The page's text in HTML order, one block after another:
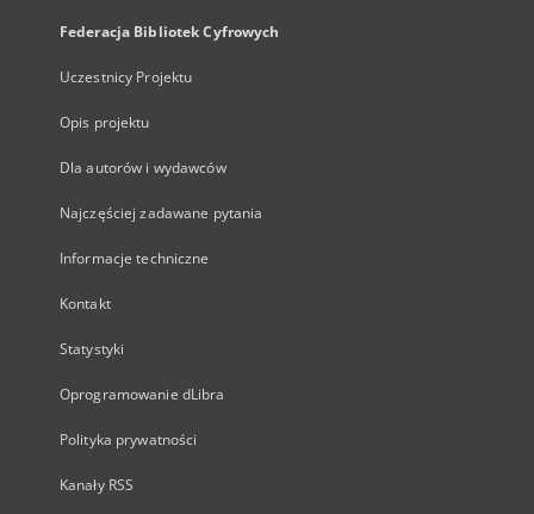
Federacja Bibliotek Cyfrowych
Uczestnicy Projektu
Opis projektu
Dla autorów i wydawców
Najczęściej zadawane pytania
Informacje techniczne
Kontakt
Statystyki
Oprogramowanie dLibra
Polityka prywatności
Kanały RSS